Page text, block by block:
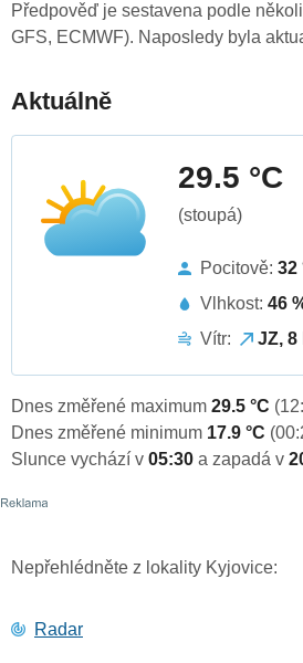
Předpověď je sestavena podle
GFS, ECMWF). Naposledy byla
Aktuálně
29.5 °C
(stoupá)
Pocitově: 32
Vlhkost: 46
Vítr:
JZ, 8
Dnes změřené maximum 29.5 °C
Dnes změřené minimum 17.9 °C
Slunce vychází v 05:30 a zapadá v
Nepřehlédněte z lokality Kyjovice:
Radar